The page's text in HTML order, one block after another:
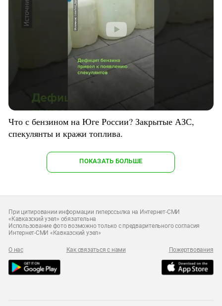
Что с бензином на Юге России? Закрытые АЗС,
спекулянты и кражи топлива.
ПОКАЗАТЬ БОЛЬШЕ
При цитировании информации гиперссылка на Интернет-СМИ
«Кавказский узел» обязательна
Использование фото возможно только с предварительного согласия
Интернет-СМИ «Кавказский узел»
О нас Как связаться с нами Пожертвования